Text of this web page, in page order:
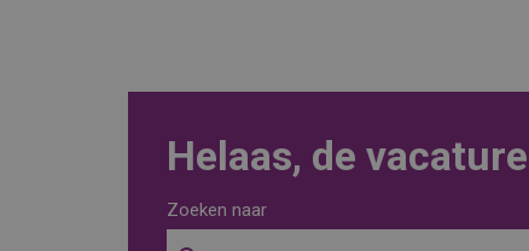
Helaas, de
Zoeken naar